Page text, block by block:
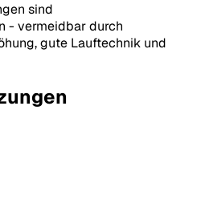
sind
- vermeidbar durch
gute Lauftechnik und